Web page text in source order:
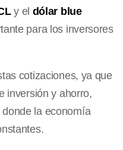
y el dólar blue
para los inversores
cotizaciones, ya que
inversión y ahorro,
la economía